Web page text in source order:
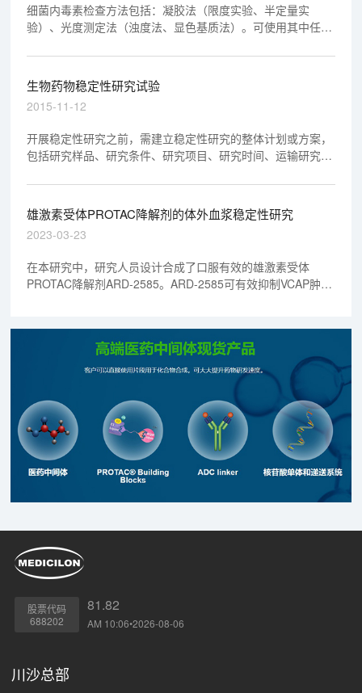
细菌内毒素检查方法包括：凝胶法（限度实验、半定量实
验）、光度测定法（浊度法、显色基质法）。可使用其中任何
凝胶法结果为准。
生物药物稳定性研究试验
2015-11-12
开展稳定性研究之前，需建立稳定性研究的整体计划或方案，
包括研究样品、研究条件、研究项目、研究时间、运输研究、
雄激素受体PROTAC降解剂的体外血浆稳定性研究
2023-03-23
在本研究中，研究人员设计合成了口服有效的雄激素受体
PROTAC降解剂ARD-2585。ARD-2585可有效抑制VCAP肿瘤
股票代码
688202
81.82
AM 10:06•2026-08-06
川沙总部